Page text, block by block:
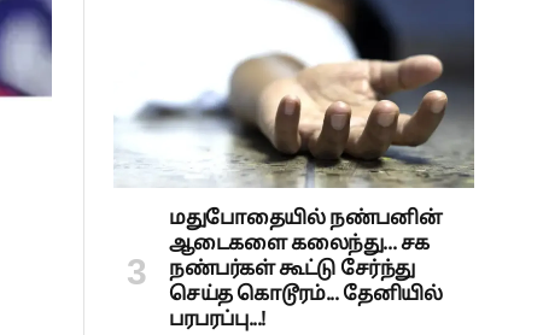
மதுபோதையில் நண்பனின்
ஆடைகளை கலைந்து... சக
நண்பர்கள் கூட்டு சேர்ந்து
செய்த கொடூரம்... தேனியில்
பரபரப்பு...!